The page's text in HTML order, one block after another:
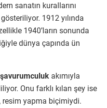
sanatın kurallarını
1912 yılında
1940’ların sonunda
dünya çapında ün
akımıyla
Onu farklı kılan şey ise
resim yapma biçimiydi.